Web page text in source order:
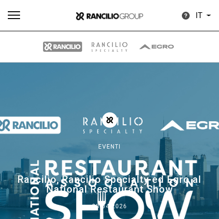
IT
EVENTI
Rancilio, Rancilio Specialty ed Egro al
National Restaurant Show
28.04.2026
Brand
Il gruppo